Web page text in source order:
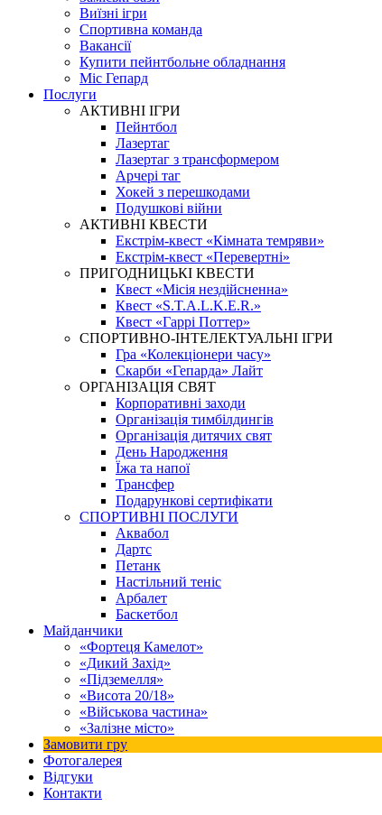
Виїзні ігри
Спортивна команда
Вакансії
Купити пейнтбольне обладнання
Міс Гепард
Послуги
АКТИВНІ ІГРИ
Пейнтбол
Лазертаг
Лазертаг з трансформером
Арчері таг
Хокей з перешкодами
Подушкові війни
АКТИВНІ КВЕСТИ
Екстрім-квест «Кімната темряви»
Екстрім-квест «Перевертні»
ПРИГОДНИЦЬКІ КВЕСТИ
Квест «Місія нездійсненна»
Квест «S.T.A.L.K.E.R.»
Квест «Гаррі Поттер»
СПОРТИВНО-ІНТЕЛЕКТУАЛЬНІ ІГРИ
Гра «Колекціонери часу»
Скарби «Гепарда» Лайт
ОРГАНІЗАЦІЯ СВЯТ
Корпоративні заходи
Організація тимбілдингів
Організація дитячих свят
День Народження
Їжа та напої
Трансфер
Подарункові сертифікати
СПОРТИВНІ ПОСЛУГИ
Аквабол
Дартс
Петанк
Настільний теніс
Арбалет
Баскетбол
Майданчики
«Фортеця Камелот»
«Дикий Захід»
«Підземелля»
«Висота 20/18»
«Військова частина»
«Залізне місто»
Замовити гру
Фотогалерея
Відгуки
Контакти